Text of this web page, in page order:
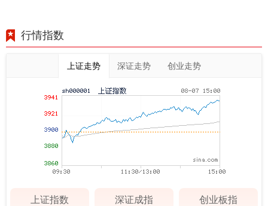
行情指数
上证走势 深证走势 创业走势
上证指数 深证成指 创业板指